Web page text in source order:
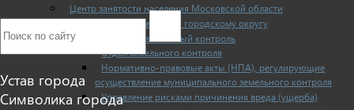
Центр занятости населения Московской области
ОНД и ПР по Раменскому городскому округу
Муниципальный земельный контроль
Отдел земельного контроля
Нормативно-правовые акты (НПА), регулирующие
осуществление муниципального земельного контроля
Управление рисками причинения вреда (ущерба)
Устав города
Символика города